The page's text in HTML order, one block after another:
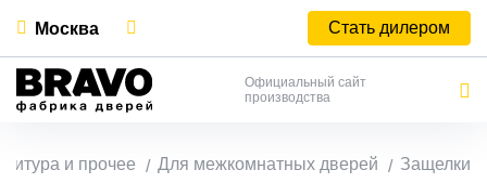
Москва Стать дилером
Официальный сайт
производства
и прочее Для межкомнатных дверей Защелки